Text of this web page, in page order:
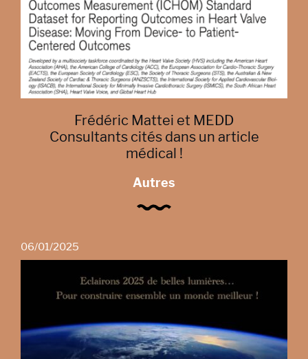
Frédéric Mattei et MEDD
Consultants cités dans un article
médical !
Autres
06/01/2025